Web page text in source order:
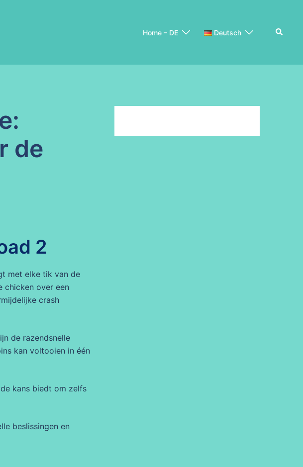
Home – DE Deutsch Suche
de
2
met elke tik van de
chicken over een
crash
de razendsnelle
kan voltooien in één
kans biedt om zelfs
beslissingen en